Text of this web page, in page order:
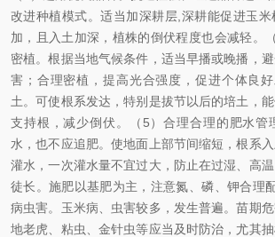
改进种植模式。适当加深耕层,深耕能促进玉
加，且入土加深，植株的倒伏程度也会减轻。
密植。根据当地气候条件，适当早播或晚播，
害；合理密植，提高光合强度，促进个体良
土。可使根系发达，特别是拔节以后的培土，
支持根，减少倒伏。（5）合理合理的肥水管
水，也不应追肥。使地面上部节间缩短，根系
灌水，一次灌水量不宜过大，防止在过湿、高
徒长。施肥以基肥为主，注意氮、磷、钾合理
病虫害。玉米病、虫害较多，发生普遍。苗期
地老虎、粘虫、金针虫等应当及时防治，尤其